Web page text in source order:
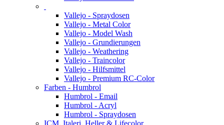
Vallejo - Spraydosen
Vallejo - Metal Color
Vallejo - Model Wash
Vallejo - Grundierungen
Vallejo - Weathering
Vallejo - Traincolor
Vallejo - Hilfsmittel
Vallejo - Premium RC-Color
Farben - Humbrol
Humbrol - Email
Humbrol - Acryl
Humbrol - Spraydosen
ICM, Italeri, Heller & Lifecolor